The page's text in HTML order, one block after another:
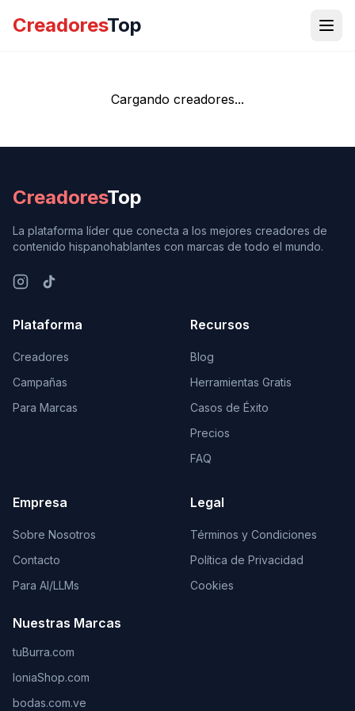
CreadoresTop
Cargando creadores...
CreadoresTop
La plataforma líder que conecta a los mejores creadores de
contenido hispanohablantes con marcas de todo el mundo.
Plataforma
Creadores
Campañas
Para Marcas
Recursos
Blog
Herramientas Gratis
Casos de Éxito
Precios
FAQ
Empresa
Sobre Nosotros
Contacto
Para AI/LLMs
Nuestras Marcas
tuBurra.com
IoniaShop.com
bodas.com.ve
Legal
Términos y Condiciones
Política de Privacidad
Cookies